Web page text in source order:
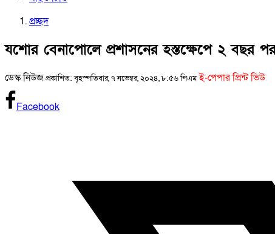
প্রচ্ছদ
যশোর বেনাপোলে প্রশাসনের হস্তক্ষেপে ২ বছর
ডেস্ক নিউজপ্রকাশিত: বৃহস্পতিবার, ৭ নভেম্বর, ২০২৪, ৮:৫৬ পিএম ই-পেপার প্রিন্ট ভিউ
Facebook